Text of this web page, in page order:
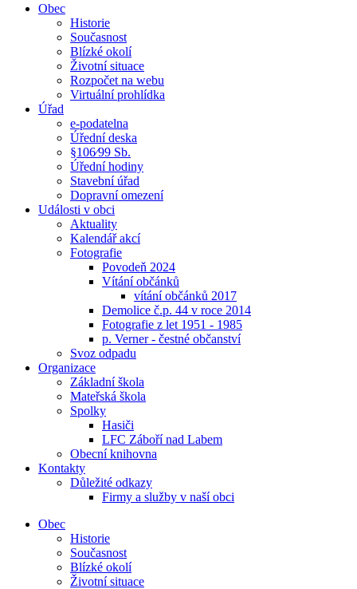
Obec
Historie
Současnost
Blízké okolí
Životní situace
Rozpočet na webu
Virtuální prohlídka
Úřad
e-podatelna
Úřední deska
§106⁄99 Sb.
Úřední hodiny
Stavební úřad
Dopravní omezení
Události v obci
Aktuality
Kalendář akcí
Fotografie
Povodeň 2024
Vítání občánků
vítání občánků 2017
Demolice č.p. 44 v roce 2014
Fotografie z let 1951 - 1985
p. Verner - čestné občanství
Svoz odpadu
Organizace
Základní škola
Mateřská škola
Spolky
Hasiči
LFC Záboří nad Labem
Obecní knihovna
Kontakty
Důležité odkazy
Firmy a služby v naší obci
Obec
Historie
Současnost
Blízké okolí
Životní situace